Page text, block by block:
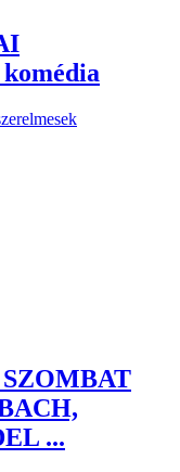
...